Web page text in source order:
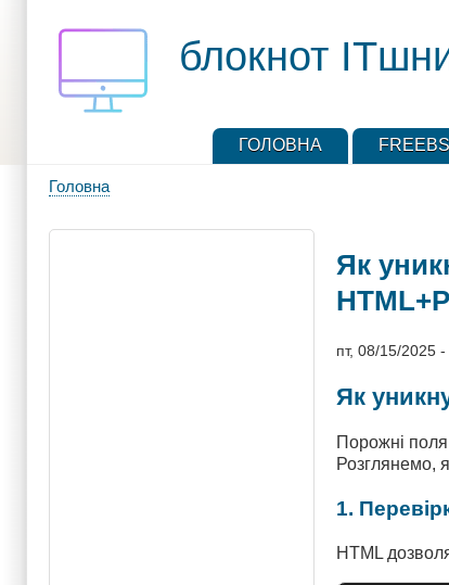
блокнот
ГОЛОВНА
навіґації
Головна
Як
пт, 08/15/2025
Як
Порожні
Розглянемо,
1.
HTML